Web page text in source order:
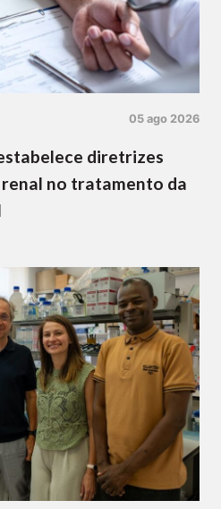
05 ago 2026
diretrizes
no tratamento da